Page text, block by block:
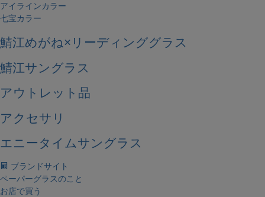
アイラインカラー
七宝カラー
鯖江めがね×リーディンググラス
鯖江サングラス
アウトレット品
アクセサリ
エニータイムサングラス
ブランドサイト
ペーパーグラスのこと
お店で買う